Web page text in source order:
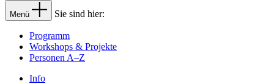
Menü Sie sind hier:
Programm
Workshops & Projekte
Personen A–Z
Info